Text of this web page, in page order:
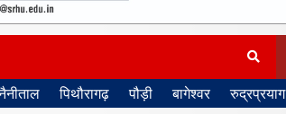
पिथौरागढ़ पौड़ी बागेश्वर रुद्रप्रयाग